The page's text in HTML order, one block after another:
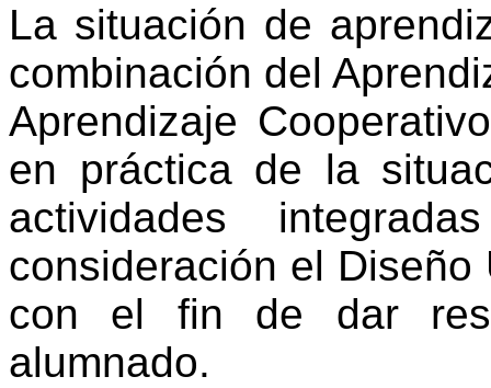
La situación de
combinación del
Aprendizaje
en práctica de la
actividades
consideración el
con el fin de dar
alumnado.